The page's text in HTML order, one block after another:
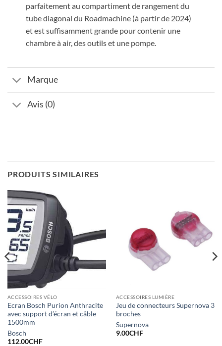
parfaitement au compartiment de rangement du
tube diagonal du Roadmachine (à partir de 2024)
et est suffisamment grande pour contenir une
chambre à air, des outils et une pompe.
Marque
Avis (0)
PRODUITS SIMILAIRES
ACCESSOIRES VÉLO
Ecran Bosch Purion Anthracite
avec support d’écran et câble
1500mm
Bosch
112.00CHF
ACCESSOIRES LUMIÈRE
Jeu de connecteurs Supernova 3
broches
Supernova
9.00CHF